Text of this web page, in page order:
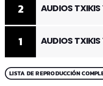
1 AUDIOS TXIKIS
2 AUDIOS
LISTA DE REPRODUCCIÓN